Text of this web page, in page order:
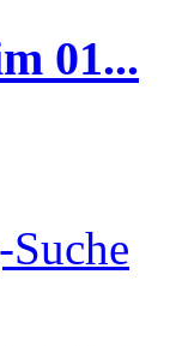
01...